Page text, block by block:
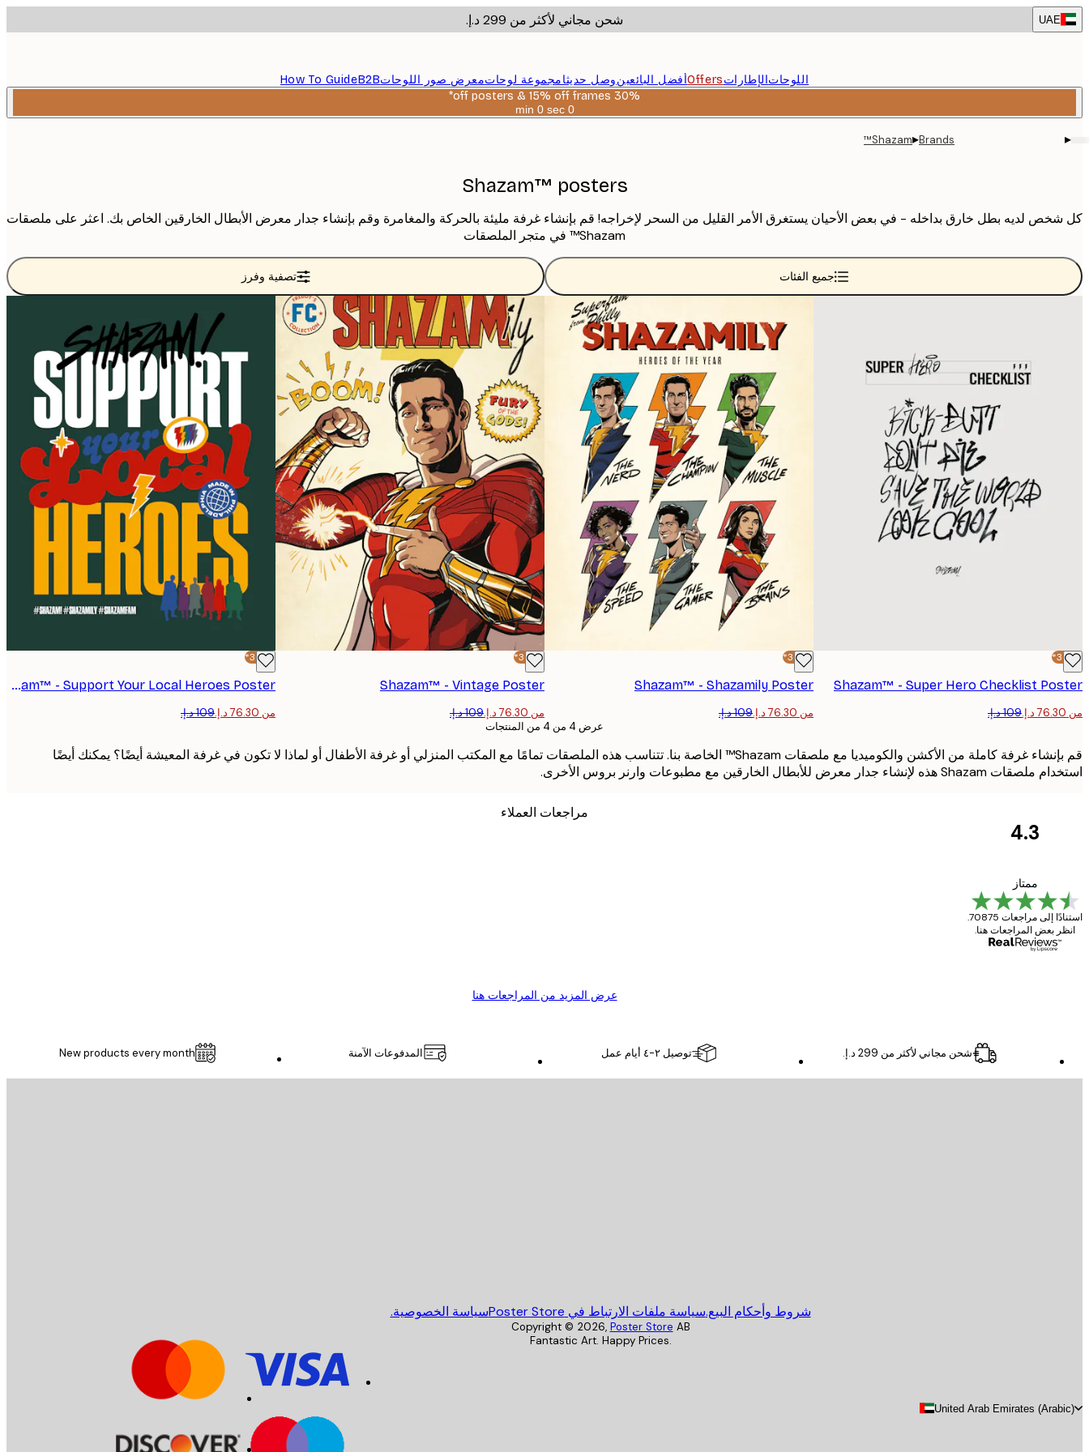
Skip
to
UAE شحن مجاني لأكثر من ‏299 د.إ.‏
اللوحاتالإطاراتOffersأفضل البائعينوصل حديثامجموعة لوحاتمعرض صور اللوحاتB2B
How To Guide
30% off posters & 15% off frames*
0 min
0 secصالحة
▸
Brands
▸
Shazam™
Shazam™ posters
كل شخص لديه بطل خارق بداخله - في بعض الأحيان يستغرق الأمر القليل من السحر لإخراجه! قم بإنشاء غرفة مليئة بالحركة والمغامرة وقم بإنشاء جدار معرض الأبطال الخارقين الخاص بك. اعثر على ملصقات
Shazam™ في متجر الملصقات
جميع الفئات تصفية وفرز
-30%*
Shazam™ - Super Hero Checklist Poster
من ‏76.30 د.إ.‏
-30%*
Shazam™ - Shazamily Poster
من ‏76.30 د.إ.‏
-30%*
Shazam™ - Vintage Poster
من ‏76.30 د.إ.‏
-30%*
Shazam™ - Support Your Local Heroes Poster
من ‏76.30 د.إ.‏
عرض 4 من 4 من المنتجات
قم بإنشاء غرفة كاملة من الأكشن والكوميديا مع ملصقات Shazam™ الخاصة بنا. تتناسب هذه الملصقات تمامًا مع المكتب المنزلي أو غرفة الأطفال أو لماذا لا تكون في غرفة المعيشة أيضًا؟ يمكنك أيضًا
استخدام ملصقات Shazam هذه لإنشاء جدار معرض للأبطال الخارقين مع مطبوعات وارنر بروس الأخرى.
مراجعات العملاء
4.3
ممتاز
استنادًا إلى مراجعات 70875.
انظر بعض المراجعات هنا.
عرض المزيد من المراجعات هنا
الاشتراك
شحن مجاني لأكثر من ‏299 د.إ.‏ توصيل ٢-٤ أيام عمل المدفوعات الآمنة New products every month
شروط وأحكام البيع.سياسة ملفات الارتباط في Poster Store سياسة الخصوصية.
United Arab Emirates (Arabic)
Copyright © 2026, Poster Store AB
Fantastic Art. Happy Prices.